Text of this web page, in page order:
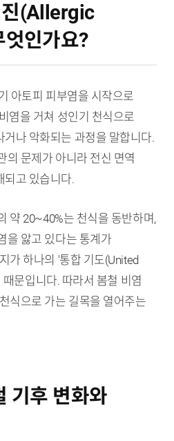
진(Allergic
인가요?
아토피 피부염을 시작으로
염을 거쳐 성인기 천식으로
나 악화되는 과정을 말합니다.
의 문제가 아니라 전신 면역
되고 있습니다.
약 20~40%는 천식을 동반하며,
을 앓고 있다는 통계가
가 하나의 '통합 기도(United
문입니다. 따라서 봄철 비염
식으로 가는 길목을 열어주는
기후 변화와